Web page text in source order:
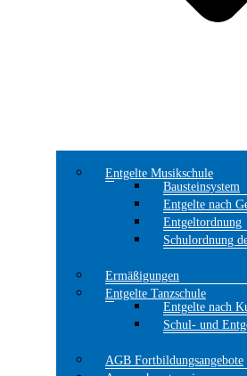
Entgelte Musikschule
Bausteinsystem
Entgelte nach
Entgeltordnung
Schulordnung
Ermäßigungen
Entgelte Tanzschule
Entgelte nach
Schul- und
AGB Fortbildungsangebote